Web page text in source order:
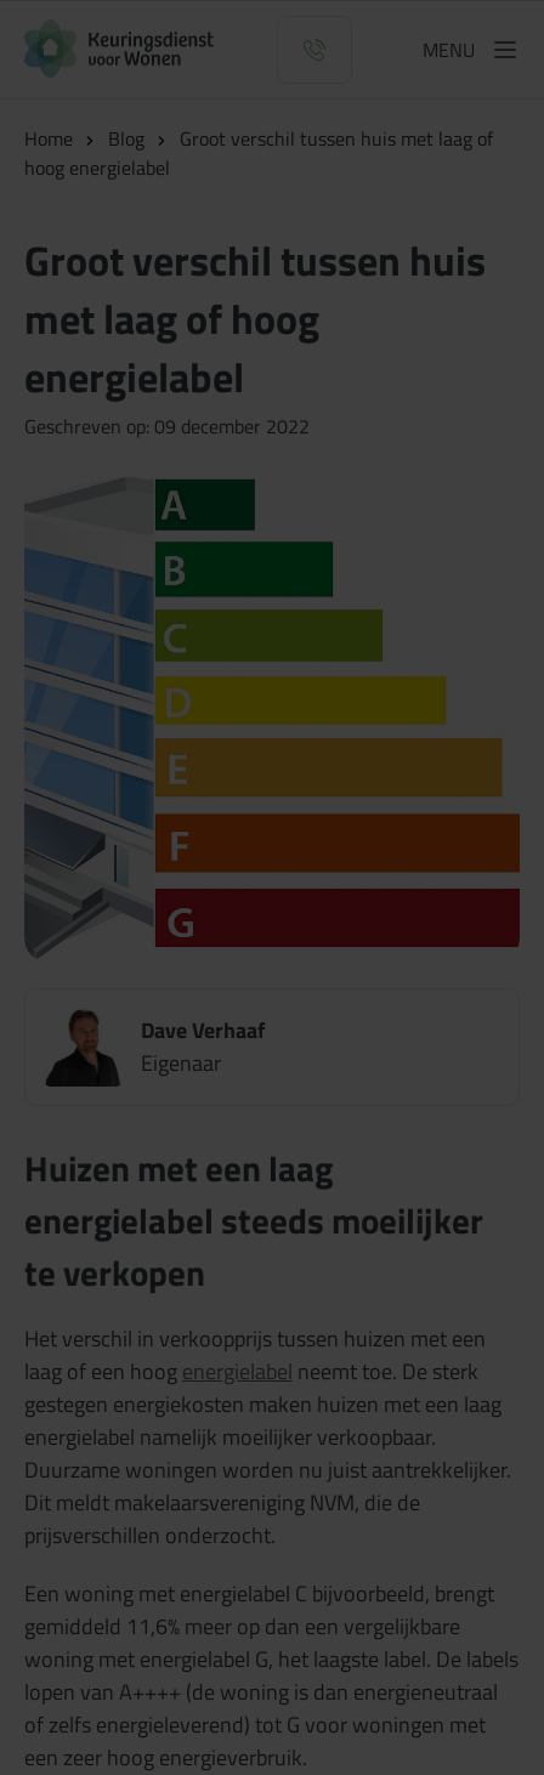
Logo Keuringsdienst voor Wonen
MENU
Home Blog
Groot verschil tussen huis met laag of
hoog energielabel
Groot verschil tussen huis
met laag of hoog
energielabel
Geschreven op: 09 december 2022
Dave Verhaaf
Eigenaar
Huizen met een laag
energielabel steeds moeilijker
te verkopen
Het verschil in verkoopprijs tussen huizen met een
laag of een hoogenergielabel neemt toe. De sterk
gestegen energiekosten maken huizen met een laag
energielabel namelijk moeilijker verkoopbaar.
Duurzame woningen worden nu juist aantrekkelijker.
Dit meldt makelaarsvereniging NVM, die de
prijsverschillen onderzocht.
Een woning met energielabel C bijvoorbeeld, brengt
gemiddeld 11,6% meer op dan een vergelijkbare
woning met energielabel G, het laagste label. De labels
lopen van A++++ (de woning is dan energieneutraal
of zelfs energieleverend) tot G voor woningen met
een zeer hoog energieverbruik.